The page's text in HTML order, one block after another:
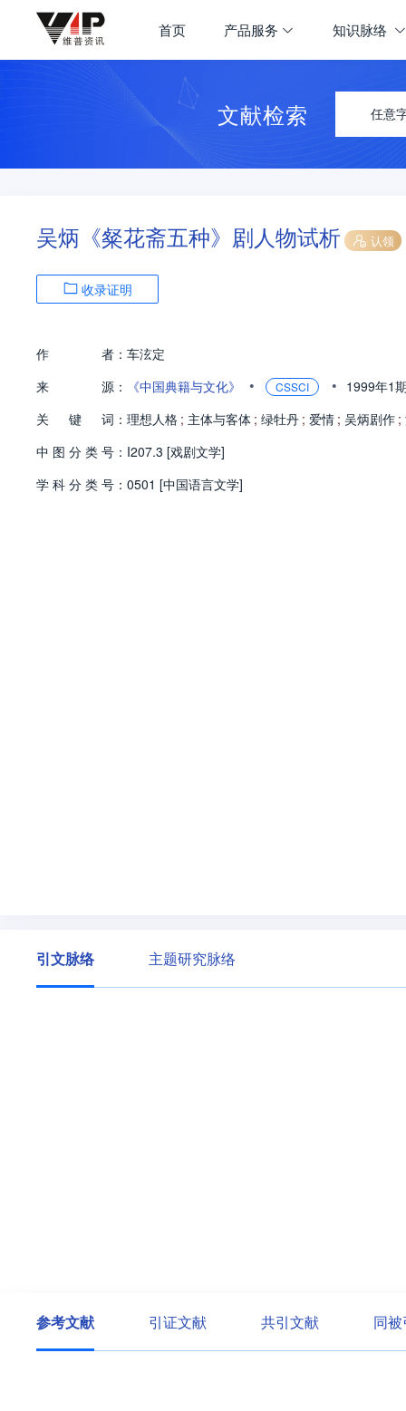
首页 产品服务 知识脉络
文献检索 任意
吴炳《粲花斋五种》剧人物试析 认领
收录证明
作 者： 车泫定
来
源： 《中国典籍与文化》 • CSSCI • 1999年1
关
键 词： 理想人格 ; 主体与客体 ; 绿牡丹 ; 爱情 ; 吴炳剧作 ;
中 图 分 类 号： I207.3 [戏剧文学]
学 科 分 类 号： 0501 [中国语言文学]
引文脉络 主题研究脉络
参考文献 引证文献 共引文献 同